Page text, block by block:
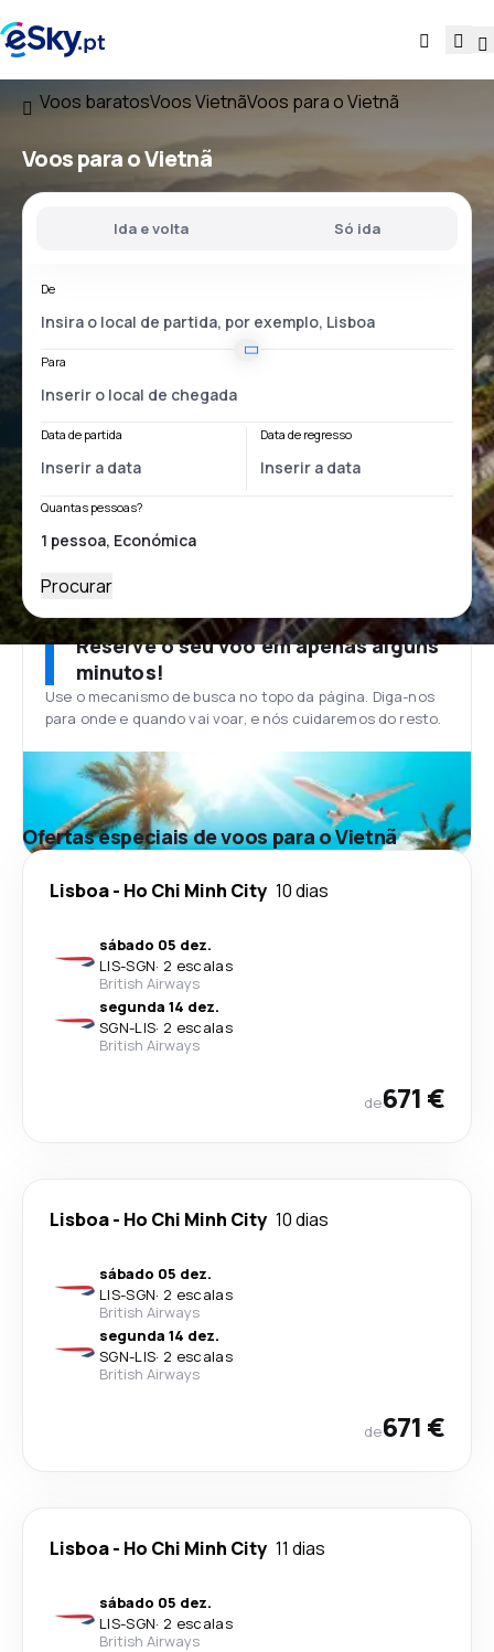
Voos baratosVoos VietnãVoos para o Vietnã
Voospara o Vietnã
Ida e volta Só ida
De
Para
Data de partida Data de regresso
Quantas pessoas?
Procurar
Reserve o seu voo em apenas alguns
minutos!
Use o mecanismo de busca no topo da página. Diga-nos
para onde e quando vai voar, e nós cuidaremos do resto.
Ofertas especiais de voos para o Vietnã
Lisboa- Ho Chi Minh City 10 dias
sábado 05 dez.
LIS-SGN· 2 escalas
British Airways
segunda 14 dez.
SGN-LIS· 2 escalas
British Airways
de671 €
Lisboa- Ho Chi Minh City 10 dias
sábado 05 dez.
LIS-SGN· 2 escalas
British Airways
segunda 14 dez.
SGN-LIS· 2 escalas
British Airways
de671 €
Lisboa- Ho Chi Minh City 11 dias
sábado 05 dez.
LIS-SGN· 2 escalas
British Airways